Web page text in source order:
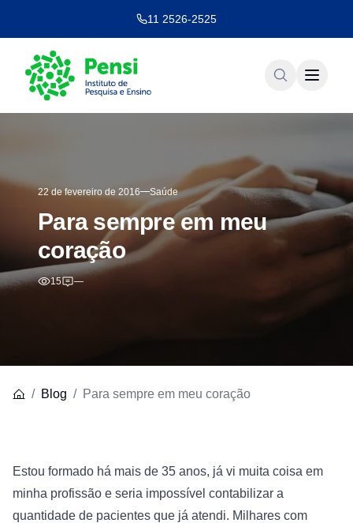
11 2526-2525
22 de fevereiro de 2016 Saúde
Para sempre em meu
coração
15 —
Blog Para sempre em meu coração
Estou formado há mais de 35 anos, já vi muita coisa em
minha profissão e seria impossível contabilizar a
quantidade de pacientes que já atendi. Milhares com